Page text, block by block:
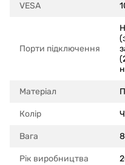
VESA
Порти підключення
Матеріал
Колір
Вага
Рік виробництва